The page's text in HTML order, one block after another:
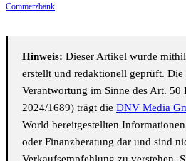
Commerzbank
Hinweis: Dieser Artikel wurde
erstellt und redaktionell geprüft. Die
Verantwortung im Sinne des Art.
2024/1689) trägt die DNV Media
World bereitgestellten
oder Finanzberatung dar und sind
Verkaufsempfehlung zu verstehen.